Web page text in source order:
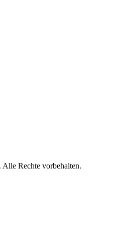
Rechte vorbehalten.